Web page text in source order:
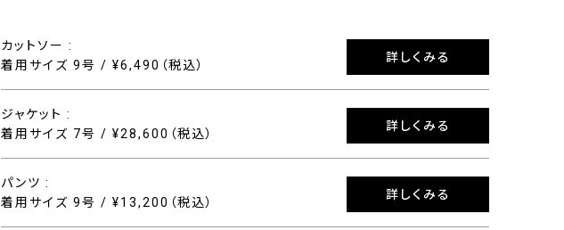
カットソー :
着用サイズ 9号 / ¥6,490（税込）
詳しくみる
ジャケット :
着用サイズ 7号 / ¥28,600（税込）
詳しくみる
パンツ :
着用サイズ 9号 / ¥13,200（税込）
詳しくみる